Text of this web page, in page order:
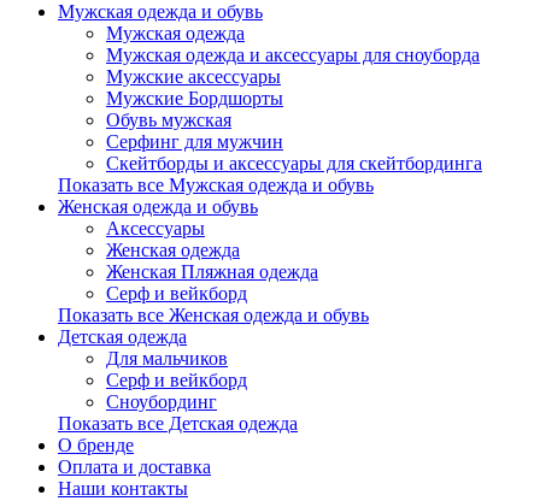
Мужская одежда и обувь
Мужская одежда
Мужская одежда и аксессуары для сноуборда
Мужские аксессуары
Мужские Бордшорты
Обувь мужская
Серфинг для мужчин
Скейтборды и аксессуары для скейтбординга
Показать все Мужская одежда и обувь
Женская одежда и обувь
Аксессуары
Женская одежда
Женская Пляжная одежда
Серф и вейкборд
Показать все Женская одежда и обувь
Детская одежда
Для мальчиков
Серф и вейкборд
Сноубординг
Показать все Детская одежда
О бренде
Оплата и доставка
Наши контакты